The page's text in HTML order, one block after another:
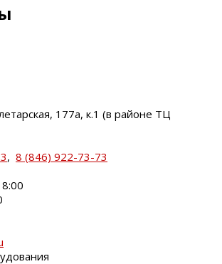
177а, к.1 (в районе ТЦ
, 8 (846) 922-73-73